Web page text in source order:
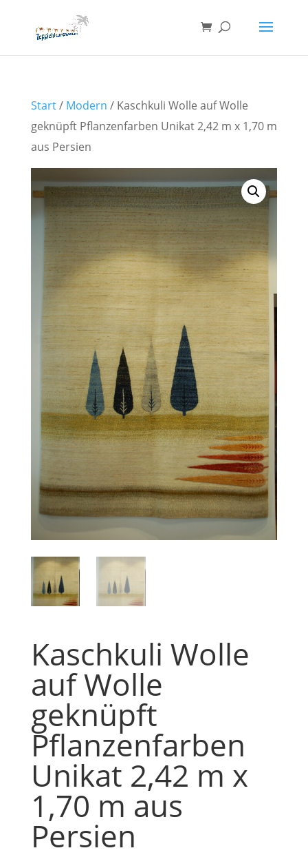
Start/ Modern / Kaschkuli Wolle auf Wolle
geknüpft Pflanzenfarben Unikat 2,42 m x 1,70 m
aus Persien
Kaschkuli Wolle
auf Wolle
geknüpft
Pflanzenfarben
Unikat 2,42 m x
1,70 m aus
Persien